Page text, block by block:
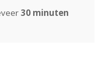
30 minuten